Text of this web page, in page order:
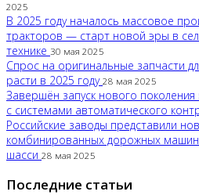
2025
В 2025 году началось массовое
тракторов — старт новой эры в
технике 30 мая 2025
Спрос на оригинальные запчасти
расти в 2025 году 28 мая 2025
Завершён запуск нового
с системами автоматического
Российские заводы представили
комбинированных дорожных
шасси 28 мая 2025
Последние статьи